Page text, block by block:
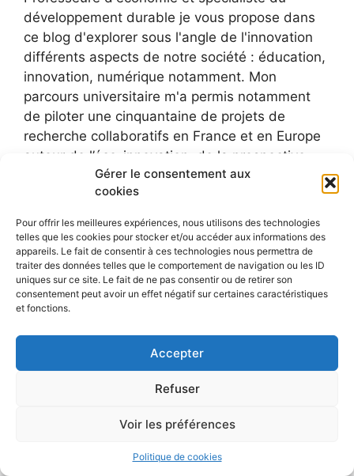
Gérer le consentement aux
cookies
Pour offrir les meilleures expériences, nous utilisons des technologies
telles que les cookies pour stocker et/ou accéder aux informations des
appareils. Le fait de consentir à ces technologies nous permettra de
traiter des données telles que le comportement de navigation ou les ID
uniques sur ce site. Le fait de ne pas consentir ou de retirer son
consentement peut avoir un effet négatif sur certaines caractéristiques
et fonctions.
Accepter
Refuser
Voir les préférences
Politique de cookies
développement durable je vous propose dans
ce blog d'explorer sous l'angle de l'innovation
différents aspects de notre société : éducation,
innovation, numérique notamment. Mon
parcours universitaire m'a permis notamment
de piloter une cinquantaine de projets de
recherche collaboratifs en France et en Europe
autour de l’éco-innovation, de la prospective
technologique et sociétale, de la responsabilité
sociétale d’entreprise (RSE), la gouvernance
environnementale et, la conception, sélection et
mobilisation des indicateurs pour le
développement durable.